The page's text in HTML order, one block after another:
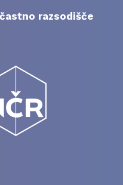
razsodišče